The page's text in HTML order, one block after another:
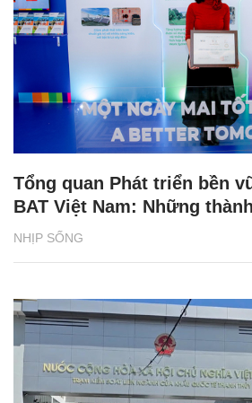
NHỊP SỐNG
Tổng quan Phát triển bền
BAT Việt Nam: Những